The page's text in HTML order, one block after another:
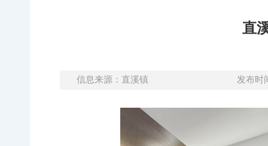
直
信息来源：直溪镇 发布时